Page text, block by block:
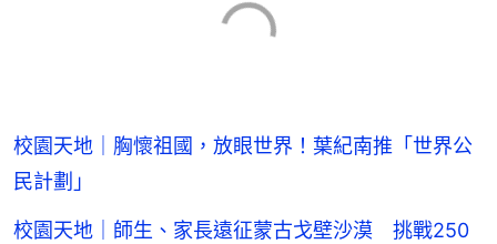
校園天地｜胸懷祖國，放眼世界！葉紀南推「世界公
民計劃」
校園天地｜師生、家長遠征蒙古戈壁沙漠 挑戰250